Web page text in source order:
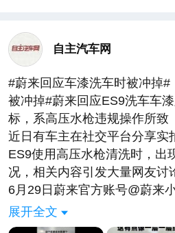
自主汽车网
#蔚来回应车漆洗车时被冲掉
被冲掉#蔚来回应ES9洗车车
标，系高压水枪违规操作所致
近日有车主在社交平台分享实
ES9使用高压水枪清洗时，出
况，相关内容引发大量网友讨
6月29日蔚来官方账号@蔚来
该漆面争议作出完整说明，并
规范提示。
展开全文